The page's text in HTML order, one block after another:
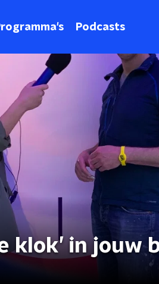
Podcasts
klok’ in jouw